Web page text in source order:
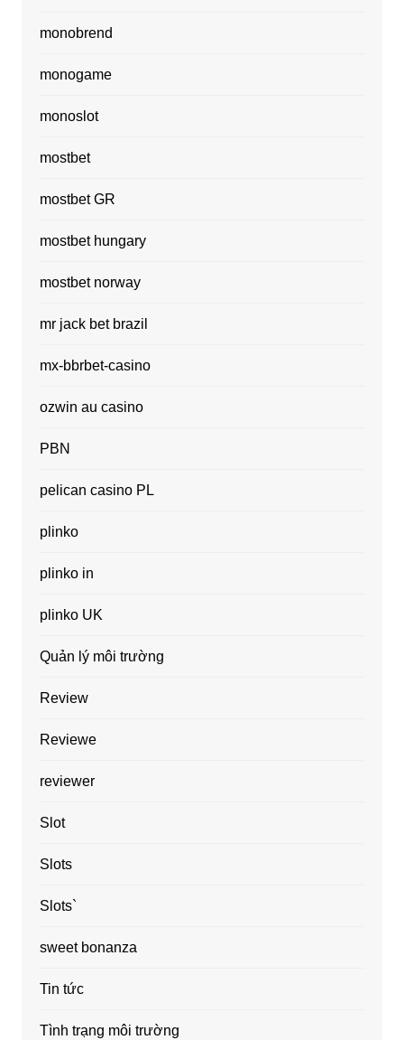
monobrend
monogame
monoslot
mostbet
mostbet GR
mostbet hungary
mostbet norway
mr jack bet brazil
mx-bbrbet-casino
ozwin au casino
PBN
pelican casino PL
plinko
plinko in
plinko UK
Quản lý môi trường
Review
Reviewe
reviewer
Slot
Slots
Slots`
sweet bonanza
Tin tức
Tình trạng môi trường